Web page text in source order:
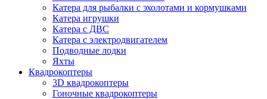
Катера для рыбалки с эхолотами и кормушками
Катера игрушки
Катера с ДВС
Катера с электродвигателем
Подводные лодки
Яхты
Квадрокоптеры
3D квадрокоптеры
Гоночные квадрокоптеры